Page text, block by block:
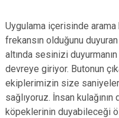
Uygulama içerisinde
frekansın olduğunu
altında sesinizi
devreye giriyor. Butonun
ekiplerimizin size saniyeler
sağlıyoruz. İnsan
köpeklerinin duyabileceği